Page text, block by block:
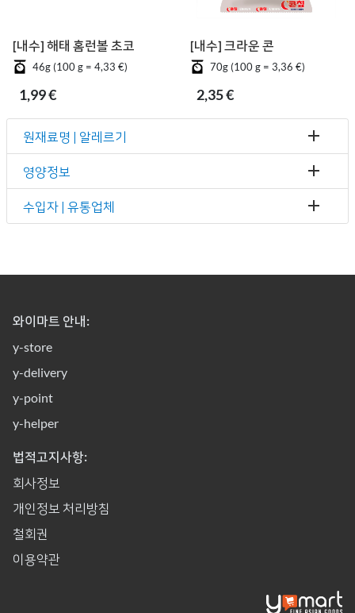
[내수] 해태 홈런볼 초코
46g (100 g = 4,33 €)
1,99 €
[내수] 크라운 콘칲
70g (100 g = 3,36 €)
2,35 €
원재료명 | 알레르기
영양정보
수입자 | 유통업체
와이마트 안내:
y-store
y-delivery
y-point
y-helper
법적고지사항:
회사정보
개인정보 처리방침
철회권
이용약관